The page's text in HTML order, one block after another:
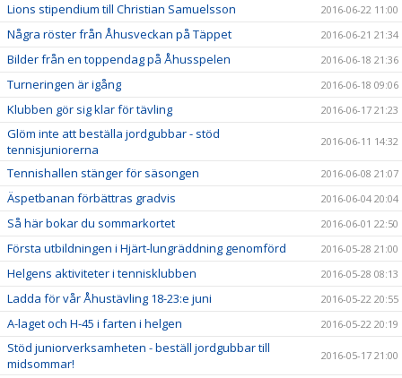
Lions stipendium till Christian Samuelsson 2016-06-22 11:00
Några röster från Åhusveckan på Täppet 2016-06-21 21:34
Bilder från en toppendag på Åhusspelen 2016-06-18 21:36
Turneringen är igång 2016-06-18 09:06
Klubben gör sig klar för tävling 2016-06-17 21:23
Glöm inte att beställa jordgubbar - stöd
tennisjuniorerna
2016-06-11 14:32
Tennishallen stänger för säsongen 2016-06-08 21:07
Äspetbanan förbättras gradvis 2016-06-04 20:04
Så här bokar du sommarkortet 2016-06-01 22:50
Första utbildningen i Hjärt-lungräddning genomförd 2016-05-28 21:00
Helgens aktiviteter i tennisklubben 2016-05-28 08:13
Ladda för vår Åhustävling 18-23:e juni 2016-05-22 20:55
A-laget och H-45 i farten i helgen 2016-05-22 20:19
Stöd juniorverksamheten - beställ jordgubbar till
midsommar!
2016-05-17 21:00